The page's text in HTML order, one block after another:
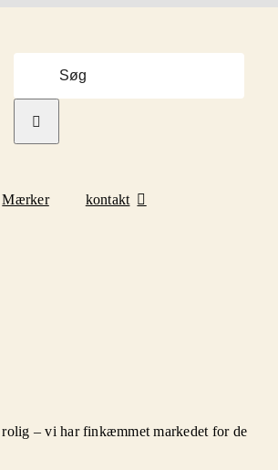
Mærker kontakt
– vi har finkæmmet markedet for de